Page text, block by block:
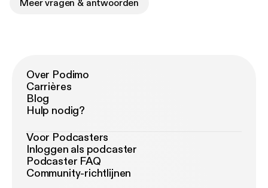
Meer vragen & antwoorden
Over Podimo
Carrières
Blog
Hulp nodig?
Voor Podcasters
Inloggen als podcaster
Podcaster FAQ
Community-richtlijnen